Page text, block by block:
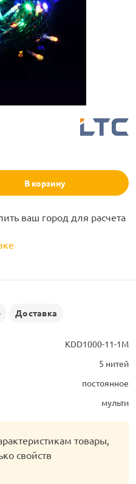
В корзину
ваш город для расчета
Доставка
KDD1000-11-1M
5 нитей
постоянное
мульти
товары,
свойств